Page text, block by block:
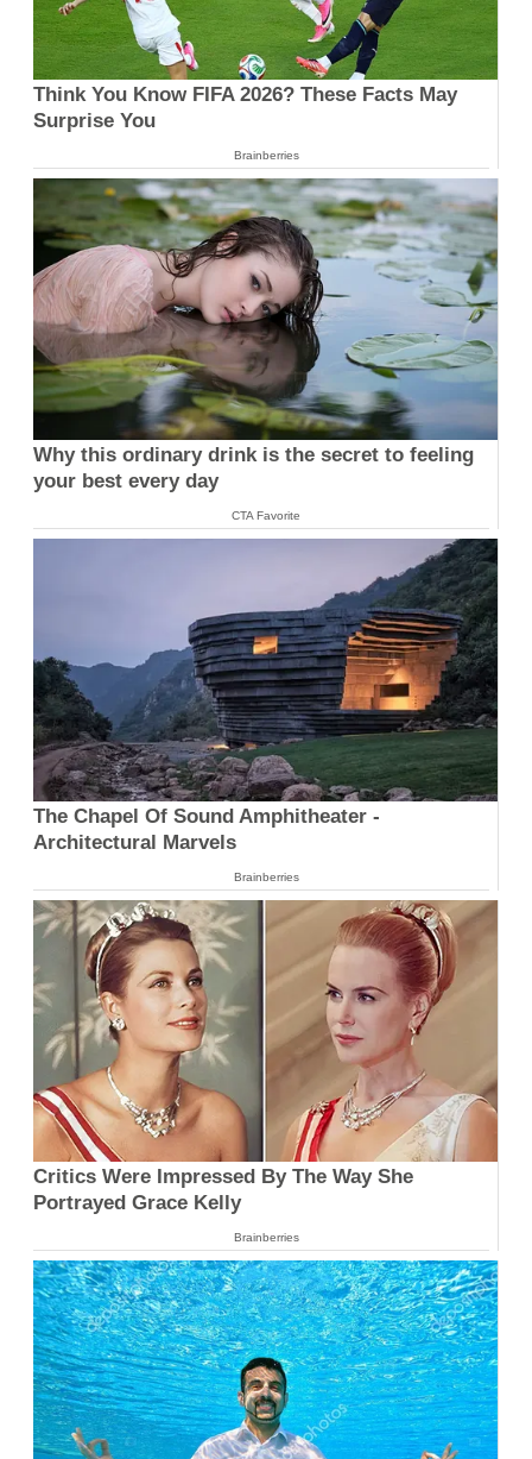
Think You Know FIFA 2026? These Facts May
Surprise You
Brainberries
Why this ordinary drink is the secret to feeling
your best every day
CTA Favorite
The Chapel Of Sound Amphitheater -
Architectural Marvels
Brainberries
Critics Were Impressed By The Way She
Portrayed Grace Kelly
Brainberries